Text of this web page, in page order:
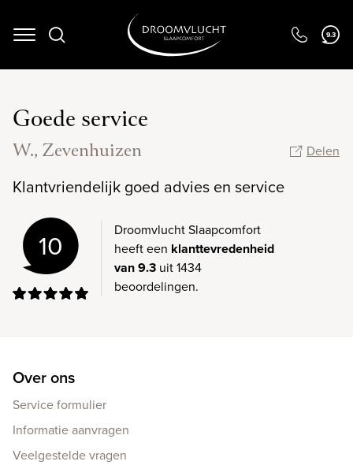
Navigation 9.3
Goede service
W., Zevenhuizen Delen
Klantvriendelijk goed advies en service
10
Droomvlucht Slaapcomfort
heeft een klanttevredenheid
van 9.3 uit 1434
beoordelingen.
Over ons
Service formulier
Informatie aanvragen
Veelgestelde vragen